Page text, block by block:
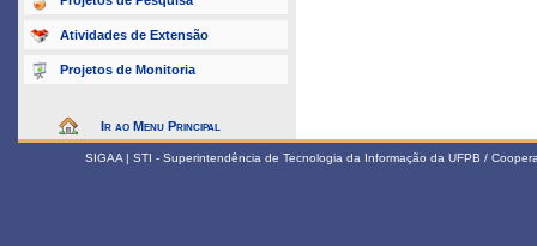
Atividades de Extensão
Projetos de Monitoria
Ir ao Menu Principal
SIGAA | STI - Superintendência de Tecnologia da Informação da UFPB /